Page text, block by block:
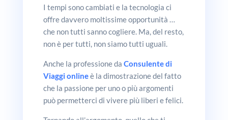
I tempi sono cambiati e la tecnologia ci
offre davvero moltissime opportunità …
che non tutti sanno cogliere. Ma, del resto,
non è per tutti, non siamo tutti uguali.
Anche la professione da Consulente di
Viaggi onlineè la dimostrazione del fatto
che la passione per uno o più argomenti
può permetterci di vivere più liberi e felici.